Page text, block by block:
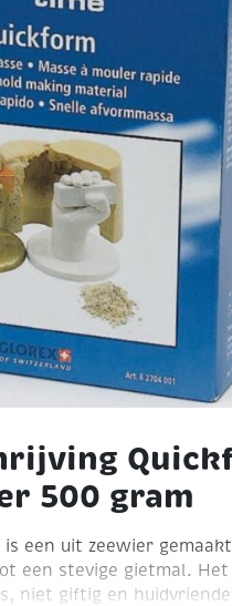
500 gram
een uit zeewier
een stevige gietmal. Het
niet giftig en